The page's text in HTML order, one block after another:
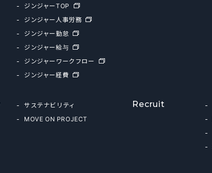
ジンジャーTOP
ジンジャー人事労務
ジンジャー勤怠
ジンジャー給与
ジンジャーワークフロー
ジンジャー経費
サステナビリティ
MOVE ON PROJECT
Recruit